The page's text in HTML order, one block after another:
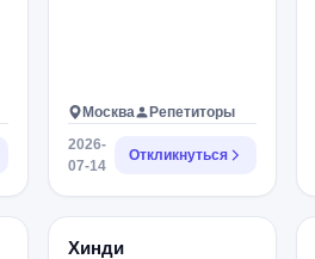
Москва
Репетиторы
2026-
07-14
Откликнуться
Хинди